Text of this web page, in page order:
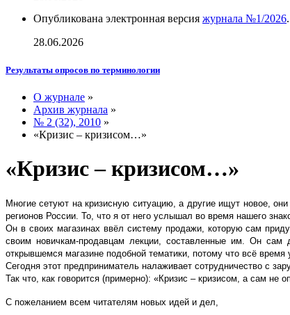
Опубликована электронная версия журнала №1/2026.
28.06.2026
Результаты опросов по терминологии
О журнале »
Архив журнала »
№ 2 (32), 2010 »
«Кризис – кризисом…»
«Кризис – кризисом…»
Многие сетуют на кризисную ситуацию, а другие ищут новое,
регионов России. То, что я от него услышал во время нашего
Он в своих магазинах ввёл систему продажи, которую сам
своим новичкам-продавцам лекции, составленные им. Он
открывшемся магазине подобной тематики, потому что всё время
Сегодня этот предприниматель налаживает сотрудничество с
Так что, как говорится (примерно): «Кризис – кризисом, а сам не
С пожеланием всем читателям новых идей и дел,